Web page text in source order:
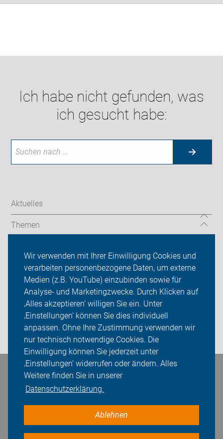
Wir verwenden mit Ihrer Einwilligung Cookies und
verarbeiten personenbezogene Daten, um externe
Medien (z.B. YouTube) einzubinden sowie für
Analyse- und Marketingzwecke. Durch Klicken auf
‚Alles akzeptieren‘ willigen Sie ein. Unter
‚Einstellungen‘ können Sie dies individuell
anpassen. Ohne Ihre Zustimmung verwenden wir
nur technisch notwendige Cookies. Die
Einwilligung können Sie jederzeit unter
‚Einstellungen‘ widerrufen oder ändern. Alles
Weitere finden Sie in unserer
Datenschutzerklärung.
Ablehnen
Ich habe nicht gefunden, was
ich gesucht habe:
Aktuelles
Themen
ADFC Hagen
Sei dabei
Presse
Login
Bleiben Sie in Kontakt